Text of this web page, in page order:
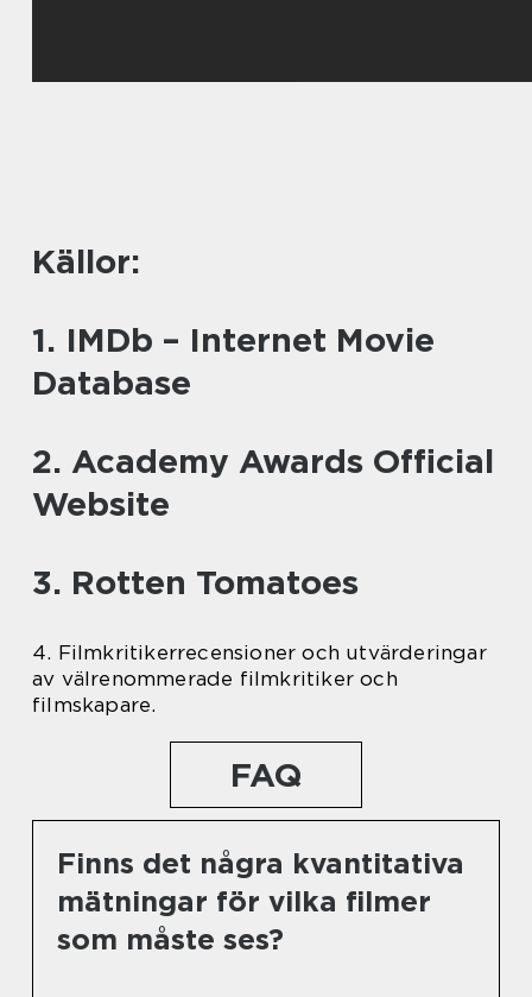
Källor:
1. IMDb – Internet Movie
Database
2. Academy Awards Official
Website
3. Rotten Tomatoes
4. Filmkritikerrecensioner och utvärderingar
av välrenommerade filmkritiker och
filmskapare.
FAQ
Finns det några kvantitativa
mätningar för vilka filmer
som måste ses?